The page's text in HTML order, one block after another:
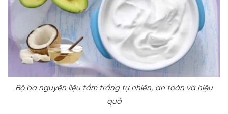
Bộ ba nguyên liệu tắm trắng tự nhiên, an toàn và hiệu
quả